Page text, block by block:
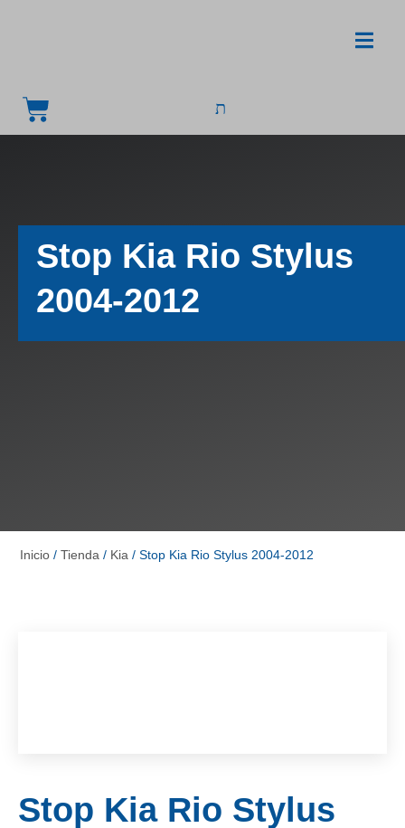
Stop Kia Rio Stylus
2004-2012
Inicio / Tienda / Kia / Stop Kia Rio Stylus 2004-2012
Stop Kia Rio Stylus